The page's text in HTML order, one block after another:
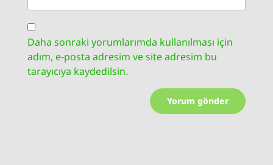
Daha sonraki yorumlarımda kullanılması için
adım, e-posta adresim ve site adresim bu
tarayıcıya kaydedilsin.